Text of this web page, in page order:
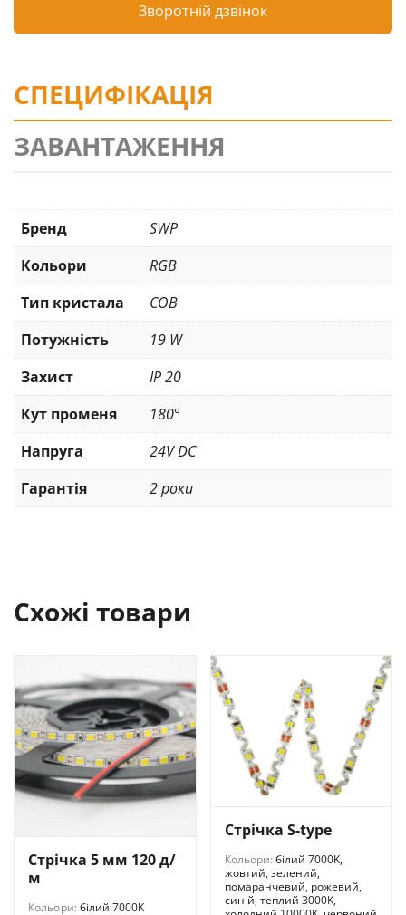
Зворотній дзвінок
СПЕЦИФІКАЦІЯ
ЗАВАНТАЖЕННЯ
Бренд
SWP
Кольори
RGB
Тип кристала
COB
Потужність
19 W
Захист
IP 20
Кут променя
180°
Напруга
24V DC
Гарантія
2 роки
Схожі товари
Стрічка 5 мм 120 д/
м
Кольори: білий 7000K
Стрічка S-type
Кольори: білий 7000K,
жовтий, зелений,
помаранчевий, рожевий,
синій, теплий 3000K,